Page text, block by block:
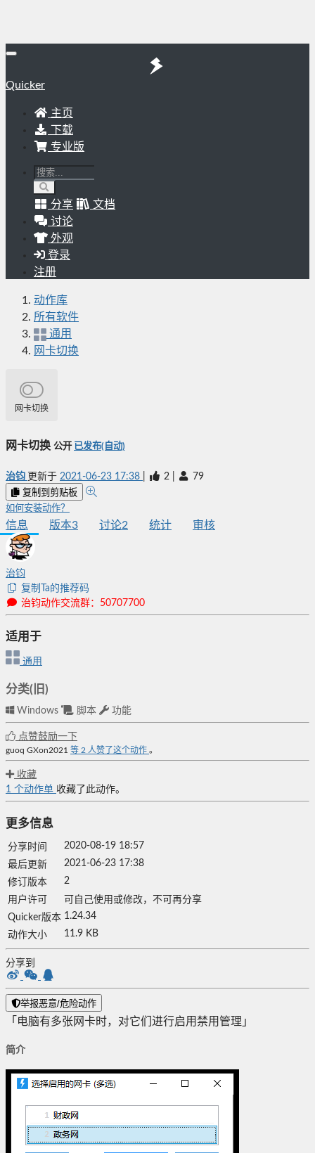
Quicker
主页
下载
专业版
分享
文档
讨论
外观
登录
注册
动作库
所有软件
通用
网卡切换
网卡切换
网卡切换 公开 已发布(自动)
治钧 更新于 2021-06-23 17:38 2 79
复制到剪贴板
如何安装动作？
信息 版本3 讨论2 统计 审核
治钧
复制Ta的推荐码
治钧动作交流群：50707700
适用于
通用
分类(旧)
Windows 脚本 功能
点赞鼓励一下
guoq GXon2021 等 2 人赞了这个动作 。
收藏
1 个动作单 收藏了此动作。
更多信息
分享时间
2020-08-19 18:57
最后更新
2021-06-23 17:38
修订版本
2
用户许可
可自己使用或修改，不可再分享
Quicker版本 1.24.34
动作大小
11.9 KB
分享到
举报恶意/危险动作
「电脑有多张网卡时，对它们进行启用禁用管理」
简介